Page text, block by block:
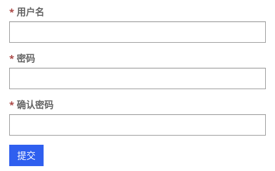
用户名
密码
确认密码